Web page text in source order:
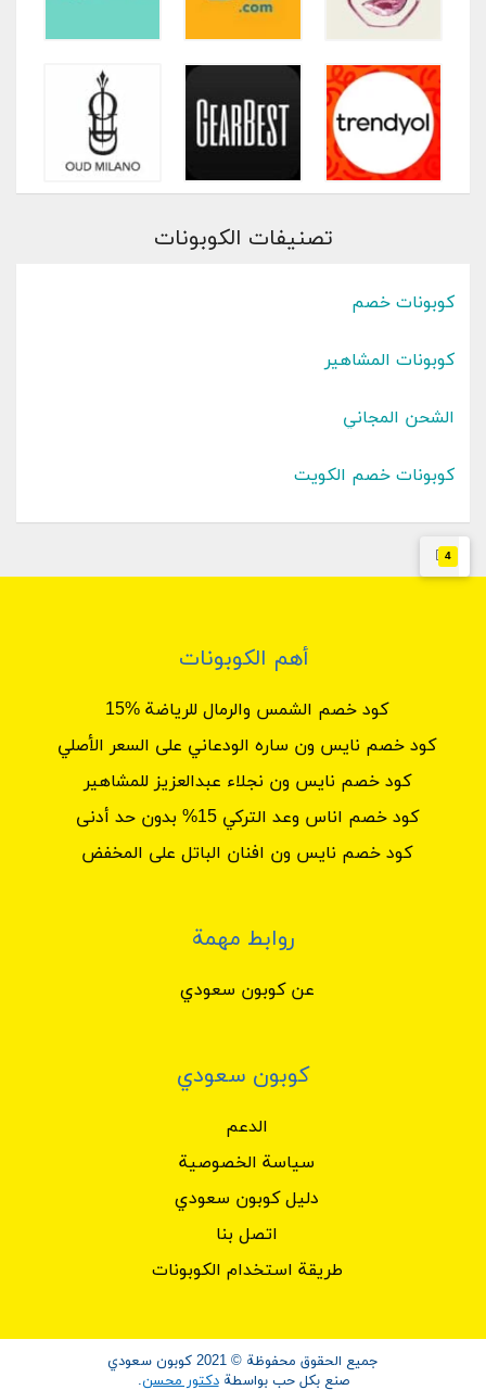
4
تصنيفات الكوبونات
كوبونات خصم
كوبونات المشاهير
الشحن المجاني
كوبونات خصم الكويت
أهم الكوبونات
كود خصم الشمس والرمال للرياضة %15
كود خصم نايس ون ساره الودعاني على السعر الأصلي
كود خصم نايس ون نجلاء عبدالعزيز للمشاهير
كود خصم اناس وعد التركي 15% بدون حد أدنى
كود خصم نايس ون افنان الباتل على المخفض
روابط مهمة
عن كوبون سعودي
كوبون سعودي
الدعم
سياسة الخصوصية
دليل كوبون سعودي
اتصل بنا
طريقة استخدام الكوبونات
جميع الحقوق محفوظة © 2021 كوبون سعودي
صنع بكل حب بواسطةدكتور محسن.